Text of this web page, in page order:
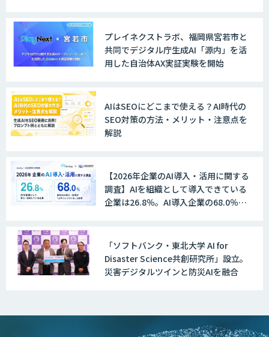
TT OCR
FUNNELシリーズ
OPTiM Contract
OPTiM 電子帳簿保存
プレイネクストラボ、福岡県宮若市と
共同でデジタル庁生成AI「源内」を活
用した自治体AX実証実験を開始
AIはSEOにどこまで使える？AI時代の
SEO対策の方法・メリット・注意点を
解説
【2026年企業のAI導入・活用に関する
調査】AIを組織として導入できている
企業は26.8％。AI導入企業の68.0％
「ソフトバンク・東北大学 AI for
Disaster Science共創研究所」設立。
災害デジタルツインと防災AIを融合